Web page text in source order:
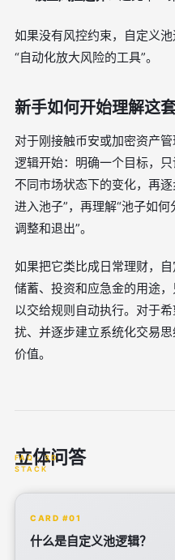
如果没有风控约束，自定义
“自动化放大风险的工具”。
新手如何开始理解这
对于刚接触币安或加密资产
逻辑开始：明确一个目标，
不同市场状态下的变化，再
进入池子”，再理解“池子如
调整和退出”。
如果把它类比成日常理财，自
储蓄、投资和应急金的用途
以交给规则自动执行。对于
扰、并逐步建立系统化交易
价值。
立体问答
CARD #01
什么是自定义池逻辑？